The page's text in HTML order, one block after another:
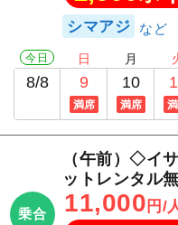
シマアジ
今日
8/8
日
9
満席
月
10
満席
乗合
（午前）◇イ
ットレンタル
11,000 円/